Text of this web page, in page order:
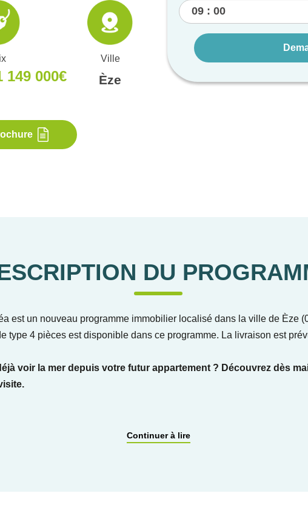
149 000€
Ville
Èze
DU
est un nouveau programme immobilier localisé dans la ville de Èze
type 4 pièces est disponible dans ce programme. La livraison est
voir la mer depuis votre futur appartement ? Découvrez dès
pièces, chaque appartement bénéficie d'un espace extérieur avec
Continuer à lire